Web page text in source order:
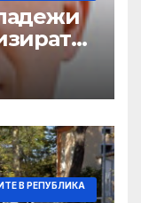
по
ден
В РЕПУБЛИКА